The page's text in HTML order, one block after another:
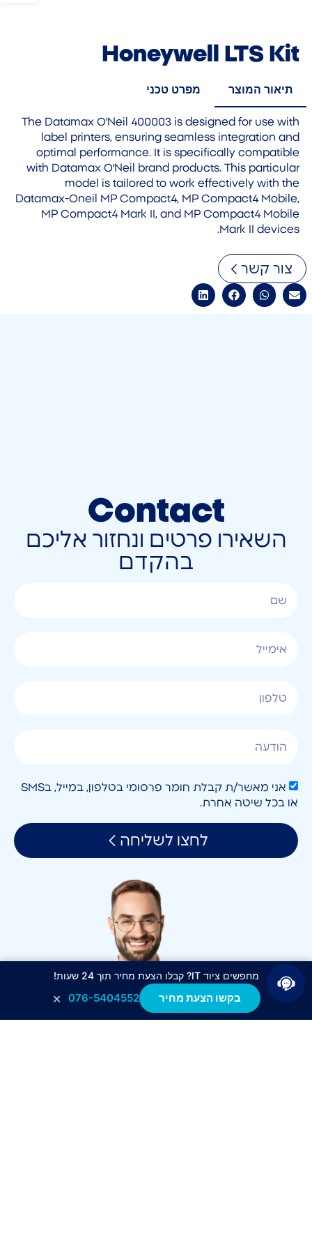
Honeywell LTS Kit
תיאור המוצר מפרט טכני
The Datamax O'Neil 400003 is designed for use with
label printers, ensuring seamless integration and
optimal performance. It is specifically compatible
with Datamax O'Neil brand products. This particular
model is tailored to work effectively with the
Datamax-Oneil MP Compact4, MP Compact4 Mobile,
MP Compact4 Mark II, and MP Compact4 Mobile
Mark II devices.
צור קשר
Contact
השאירו פרטים ונחזור אליכם
בהקדם
אני מאשר/ת קבלת חומר פרסומי בטלפון, במייל, בSMS
או בכל שיטה אחרת.
לחצו לשליחה
מחפשים ציוד IT? קבלו הצעת מחיר תוך 24 שעות!
בקשו הצעת מחיר 076-5404552
×